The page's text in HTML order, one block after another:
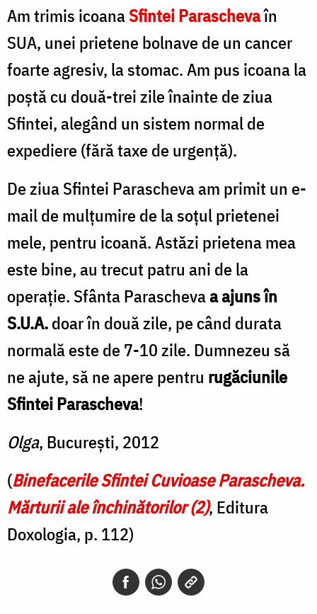
Bogdan
Zamfirescu
Am trimis icoanaSfintei Paraschevaîn
SUA, unei prietene bolnave de un cancer
foarte agresiv, la stomac. Am pus icoana la
poştă cu două-trei zile înainte de ziua
Sfintei, alegând un sistem normal de
expediere (fără taxe de urgenţă).
De ziua Sfintei Parascheva am primit un e-
mail de mulţumire de la soţul prietenei
mele, pentru icoană. Astăzi prietena mea
este bine, au trecut patru ani de la
operaţie. Sfânta Paraschevaa ajuns în
S.U.A.doar în două zile, pe când durata
normală este de 7-10 zile. Dumnezeu să
ne ajute, să ne apere pentru rugăciunile
Sfintei Parascheva!
Olga, Bucureşti, 2012
(Binefacerile Sfintei Cuvioase Parascheva.
Mărturii ale închinătorilor (2), Editura
Doxologia, p. 112)